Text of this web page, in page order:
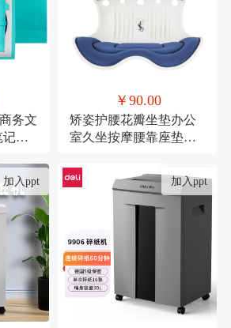
务文
记本
￥90.00
矫姿护腰花瓣坐垫办公
室久坐按摩腰靠座垫家
加入ppt 加入ppt